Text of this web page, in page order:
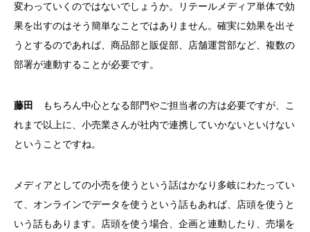
変わっていくのではないでしょうか。リテールメディア単体で効
果を出すのはそう簡単なことではありません。確実に効果を出そ
うとするのであれば、商品部と販促部、店舗運営部など、複数の
部署が連動することが必要です。
藤田
もちろん中心となる部門やご担当者の方は必要ですが、こ
れまで以上に、小売業さんが社内で連携していかないといけない
ということですね。
メディアとしての小売を使うという話はかなり多岐にわたってい
て、オンラインでデータを使うという話もあれば、店頭を使うと
いう話もあります。店頭を使う場合、企画と連動したり、売場を